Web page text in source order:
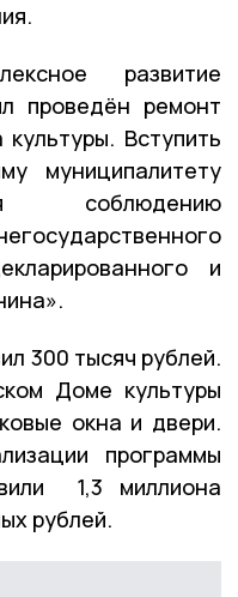
развитие
проведён ремонт
Вступить
муниципалитету
соблюдению
и
300 тысяч рублей.
Доме культуры
окна и двери.
программы
1,3 миллиона
рублей.